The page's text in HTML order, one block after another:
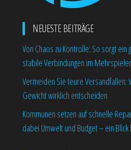
NEUESTE BEITRÄGE
Von Chaos zu Kontrolle: So sorgt
stabile Verbindungen im
Vermeiden Sie teure Versandfallen:
Gewicht wirklich entscheiden
Kommunen setzen auf schnelle
dabei Umwelt und Budget – ein